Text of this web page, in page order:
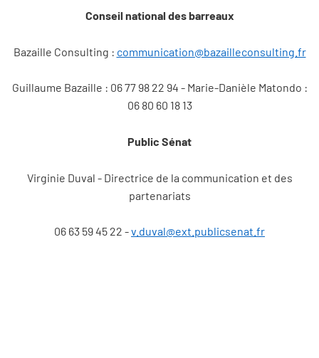
Conseil national des barreaux
Bazaille Consulting : communication@bazailleconsulting.fr
Guillaume Bazaille : 06 77 98 22 94 - Marie-Danièle Matondo :
06 80 60 18 13
Public Sénat
Virginie Duval - Directrice de la communication et des
partenariats
06 63 59 45 22 -v.duval@ext.publicsenat.fr